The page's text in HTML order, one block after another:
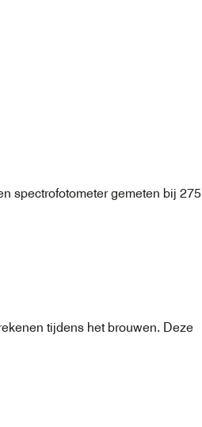
spectrofotometer gemeten bij 275
tijdens het brouwen. Deze